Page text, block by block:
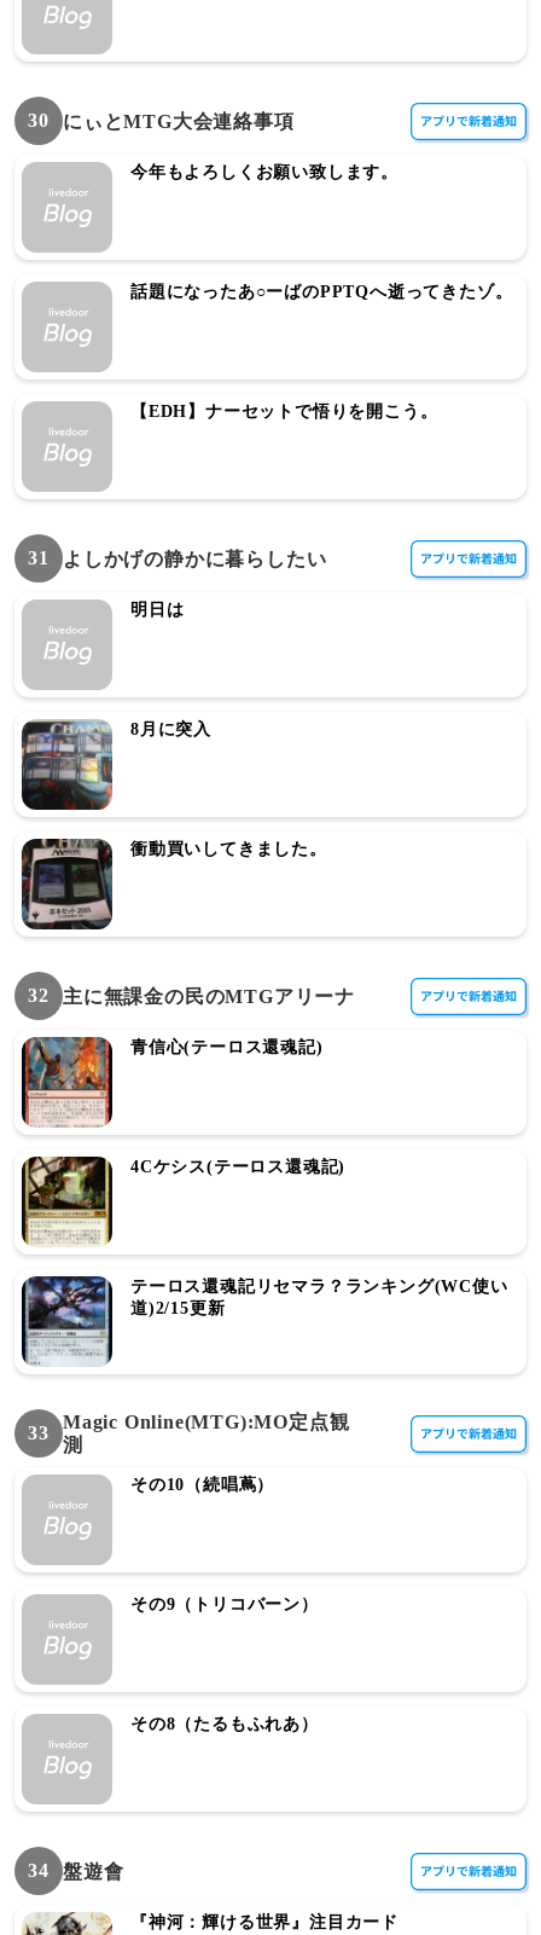
30 にぃとMTG大会連絡事項
今年もよろしくお願い致します。
話題になったあ○ーばのPPTQへ逝ってきたゾ。
【EDH】ナーセットで悟りを開こう。
31 よしかげの静かに暮らしたい
明日は
8月に突入
衝動買いしてきました。
32 主に無課金の民のMTGアリーナ
青信心(テーロス還魂記)
4Cケシス(テーロス還魂記)
テーロス還魂記リセマラ？ランキング(WC使い
道)2/15更新
33
Magic Online(MTG):MO定点観
測
その10（続唱蔦）
その9（トリコバーン）
その8（たるもふれあ）
34 盤遊會
『神河：輝ける世界』注目カード